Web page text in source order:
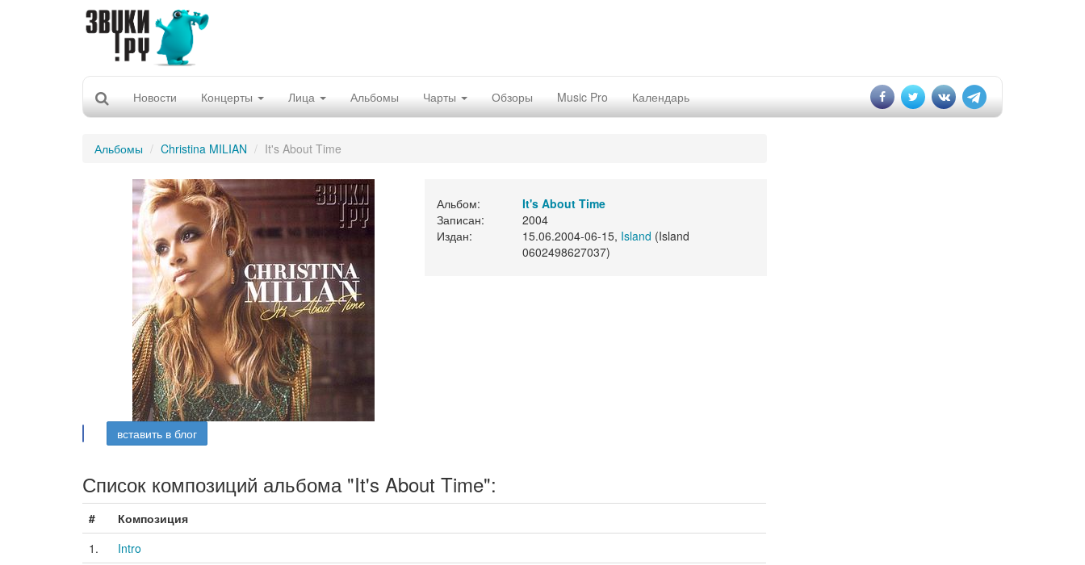
Новости Концерты Лица Альбомы Чарты Обзоры Music Pro Календарь
Альбомы Christina MILIAN It's About Time
Альбом:
It's About Time
Записан:
2004
Издан:
15.06.2004-06-15, Island (Island
0602498627037)
вставить в блог
Список композиций альбома "It's About Time":
#
Композиция
1.
Intro